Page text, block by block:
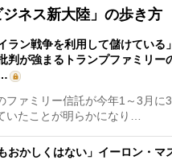
ネス新大陸」の歩き方
イラン戦争を利用して儲けている
判が強まるトランプファミリー
ァミリー信託が今年1～3月に
いたことが明らかになり…
おかしくはない」イーロン・マ